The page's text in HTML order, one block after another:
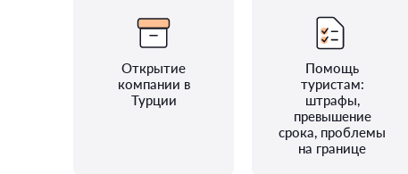
Открытие
компании в
Турции
Помощь
туристам:
штрафы,
превышение
срока, проблемы
на границе